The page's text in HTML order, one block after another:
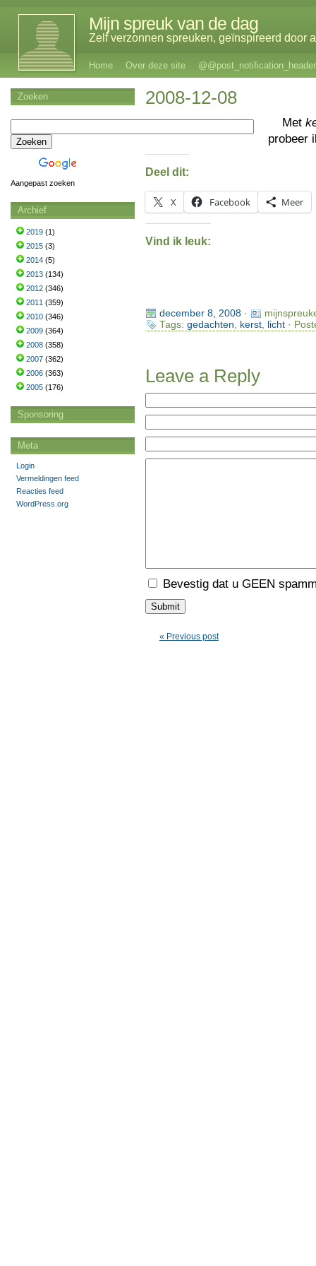
Mijn spreuk van de dag
Zelf verzonnen spreuken, geïnspireerd door
Home Over deze site @@post_notification_header
2008-12-08
Met
probeer
Deel dit:
X Facebook Meer
Vind ik leuk:
december 8, 2008·
Tags: gedachten kerst, licht·
Leave a Reply
Bevestig dat u GEEN
« Previous post
Zoeken
Aangepast zoeken
Archief
2019 (1)
2015 (3)
2014 (5)
2013 (134)
2012 (346)
2011 (359)
2010 (346)
2009 (364)
2008 (358)
2007 (362)
2006 (363)
2005 (176)
Sponsoring
Meta
Login
Vermeldingen feed
Reacties feed
WordPress.org